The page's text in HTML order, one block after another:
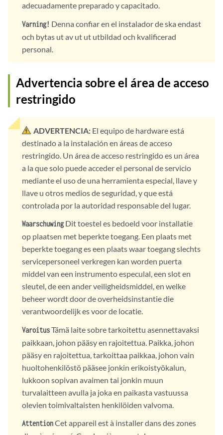
adecuadamente preparado y capacitado.
Varning! Denna confiar en el instalador de ska endast
och bytas ut av ut ut utbildad och kvalificerad
personal.
Advertencia sobre el área de acceso
restringido
ADVERTENCIA: El equipo de hardware está
destinado a la instalación en áreas de acceso
restringido. Un área de acceso restringido es un área
a la que solo puede acceder el personal de servicio
mediante el uso de una herramienta especial, llave y
llave u otros medios de seguridad, y que está
controlada por la autoridad responsable del lugar.
WaarschuwingDit toestel es bedoeld voor installatie
op plaatsen met beperkte toegang. Een plaats met
beperkte toegang es een plaats waar toegang slechts
servicepersoneel verkregen kan worden puerta
middel van een instrumento especulal, een slot en
sleutel, de een ander veiligheidsmiddel, en welke
beheer wordt door de overheidsinstantie die
verantwoordelijk es voor de locatie.
VaroitusTämä laite sobre tarkoitettu asennettavaksi
paikkaan, johon pääsy en rajoitettua. Paikka, johon
pääsy en rajoitettua, tarkoittaa paikkaa, johon vain
huoltohenkilöstö pääsee jonkin erikoistyökalun,
lukkoon sopivan avaimen tai jonkin muun
turvalaitteen avulla ja joka en paikasta vastuussa
olevien toimivaltaisten henkilöiden valvoma.
AttentionCet appareil est à installer dans des zones